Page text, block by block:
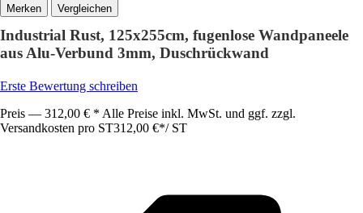
Vergleichen
Industrial Rust, 125x255cm, fugenlose Wandpaneele
aus Alu-Verbund 3mm, Duschrückwand
Erste Bewertung schreiben
Preis — 312,00 € * Alle Preise inkl. MwSt. und ggf. zzgl.
Versandkosten pro ST312,00 €*/ ST